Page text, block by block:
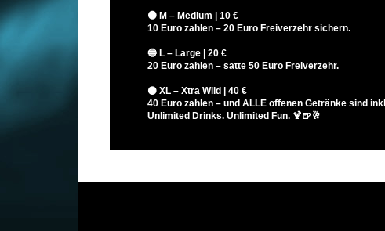
🟠 M – Medium | 10 €
10 Euro zahlen – 20 Euro Freiverzehr sichern.
🔵 L – Large | 20 €
20 Euro zahlen – satte 50 Euro Freiverzehr.
⚫ XL – Xtra Wild | 40 €
40 Euro zahlen – und ALLE offenen Getränke sind
Unlimited Drinks. Unlimited Fun. 🍹🍺🥂